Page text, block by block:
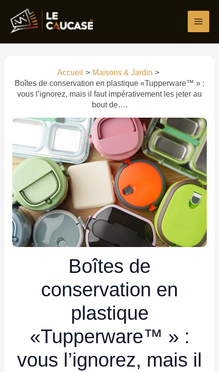
contenu
Accueil
Maisons & Jardin
Boîtes de conservation en plastique «Tupperware™ » :
vous l’ignorez, mais il faut impérativement les jeter au
bout de….
Boîtes de
conservation en
plastique
«Tupperware™ » :
vous l’ignorez, mais il
ici…
mail*